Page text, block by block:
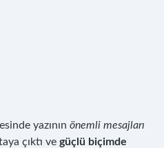
yazının önemli mesajları
çıktı ve güçlü biçimde